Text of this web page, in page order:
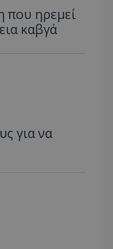
που ηρεμεί
καβγά
για να